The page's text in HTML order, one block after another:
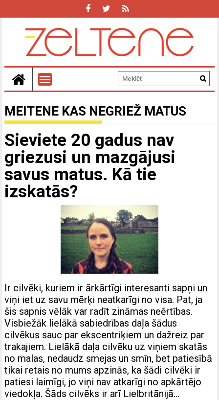
MEITENE KAS NEGRIEŽ MATUS
Sieviete 20 gadus nav
griezusi un mazgājusi
savus matus. Kā tie
izskatās?
Ir cilvēki, kuriem ir ārkārtīgi interesanti sapņi un
viņi iet uz savu mērķi neatkarīgi no visa. Pat, ja
šis sapnis vēlāk var radīt zināmas neērtības.
Visbiežāk lielākā sabiedrības daļa šādus
cilvēkus sauc par ekscentriķiem un dažreiz par
trakajiem. Lielākā daļa cilvēku uz viņiem skatās
no malas, nedaudz smejas un smīn, bet patiesībā
tikai retais no mums apzinās, ka šādi cilvēki ir
patiesi laimīgi, jo viņi nav atkarīgi no apkārtējo
viedokļa. Šāds cilvēks ir arī Lielbritānijā…